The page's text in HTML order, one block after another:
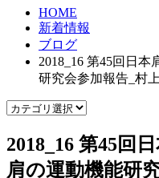
HOME
新着情報
ブログ
2018_16 第45回日
研究会参加報告_村上
2018_16 第45回
肩の運動機能研